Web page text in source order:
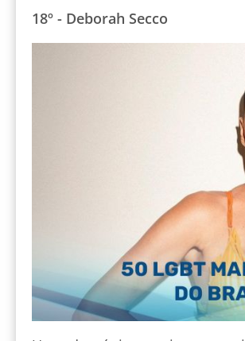
18º - Deborah Secco